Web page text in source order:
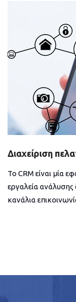
Διαχείριση
Το CRM είναι μία
εργαλεία
κανάλια